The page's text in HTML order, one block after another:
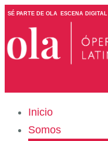
SÉ PARTE DE OLA ESCENA DIGITAL
Inicio
Somos